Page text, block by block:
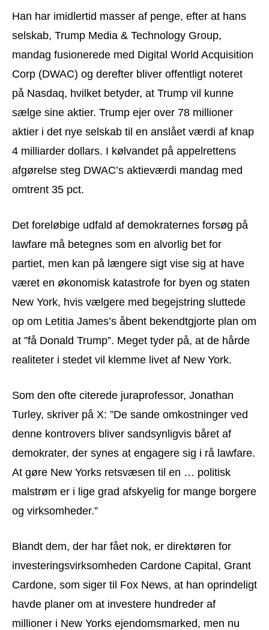
Han har imidlertid masser af penge, efter at hans
selskab, Trump Media & Technology Group,
mandag fusionerede med Digital World Acquisition
Corp (DWAC) og derefter bliver offentligt noteret
på Nasdaq, hvilket betyder, at Trump vil kunne
sælge sine aktier. Trump ejer over 78 millioner
aktier i det nye selskab til en anslået værdi af knap
4 milliarder dollars. I kølvandet på appelrettens
afgørelse steg DWAC’s aktieværdi mandag med
omtrent 35 pct.
Det foreløbige udfald af demokraternes forsøg på
lawfare må betegnes som en alvorlig bet for
partiet, men kan på længere sigt vise sig at have
været en økonomisk katastrofe for byen og staten
New York, hvis vælgere med begejstring sluttede
op om Letitia James’s åbent bekendtgjorte plan om
at ”få Donald Trump”. Meget tyder på, at de hårde
realiteter i stedet vil klemme livet af New York.
Som den ofte citerede juraprofessor, Jonathan
Turley, skriver på X: ”De sande omkostninger ved
denne kontrovers bliver sandsynligvis båret af
demokrater, der synes at engagere sig i rå lawfare.
At gøre New Yorks retsvæsen til en … politisk
malstrøm er i lige grad afskyelig for mange borgere
og virksomheder.”
Blandt dem, der har fået nok, er direktøren for
investeringsvirksomheden Cardone Capital, Grant
Cardone, som siger til Fox News, at han oprindeligt
havde planer om at investere hundreder af
millioner i New Yorks ejendomsmarked, men nu